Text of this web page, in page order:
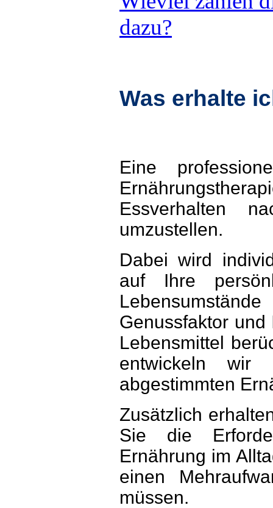
dazu?
Was erhalte
Eine
Essverhalten
umzustellen.
Dabei wird
auf Ihre
Genussfaktor
Lebensmittel
entwickeln
abgestimmten
Zusätzlich
Sie die
Ernährung im
einen
müssen.